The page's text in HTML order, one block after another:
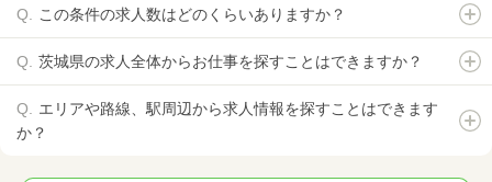
この条件の求人数はどのくらいありますか？
茨城県の求人全体からお仕事を探すことはできますか？
エリアや路線、駅周辺から求人情報を探すことはできます
か？